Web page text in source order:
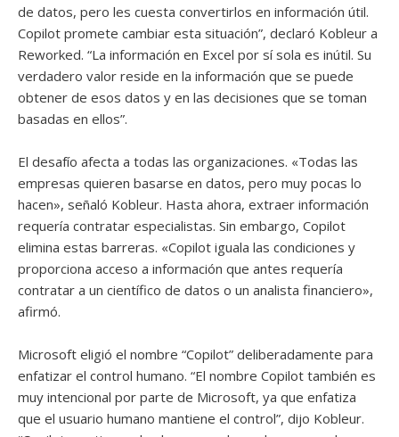
de datos, pero les cuesta convertirlos en información útil.
Copilot promete cambiar esta situación”, declaró Kobleur a
Reworked. “La información en Excel por sí sola es inútil. Su
verdadero valor reside en la información que se puede
obtener de esos datos y en las decisiones que se toman
basadas en ellos”.
El desafío afecta a todas las organizaciones. «Todas las
empresas quieren basarse en datos, pero muy pocas lo
hacen», señaló Kobleur. Hasta ahora, extraer información
requería contratar especialistas. Sin embargo, Copilot
elimina estas barreras. «Copilot iguala las condiciones y
proporciona acceso a información que antes requería
contratar a un científico de datos o un analista financiero»,
afirmó.
Microsoft eligió el nombre “Copilot” deliberadamente para
enfatizar el control humano. “El nombre Copilot también es
muy intencional por parte de Microsoft, ya que enfatiza
que el usuario humano mantiene el control”, dijo Kobleur.